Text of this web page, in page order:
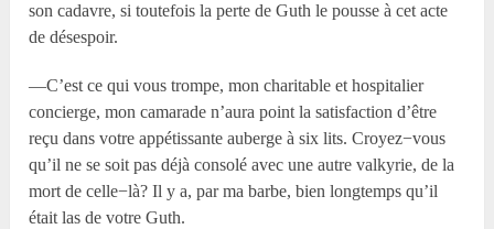
son cadavre, si toutefois la perte de Guth le pousse à cet acte
de désespoir.
—C’est ce qui vous trompe, mon charitable et hospitalier
concierge, mon camarade n’aura point la satisfaction d’être
reçu dans votre appétissante auberge à six lits. Croyez−vous
qu’il ne se soit pas déjà consolé avec une autre valkyrie, de la
mort de celle−là? Il y a, par ma barbe, bien longtemps qu’il
était las de votre Guth.